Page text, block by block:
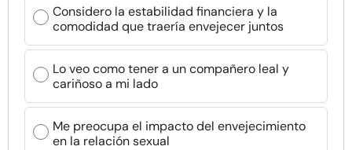
Considero la estabilidad financiera y la
comodidad que traería envejecer juntos
Lo veo como tener a un compañero leal y
cariñoso a mi lado
Me preocupa el impacto del envejecimiento
en la relación sexual